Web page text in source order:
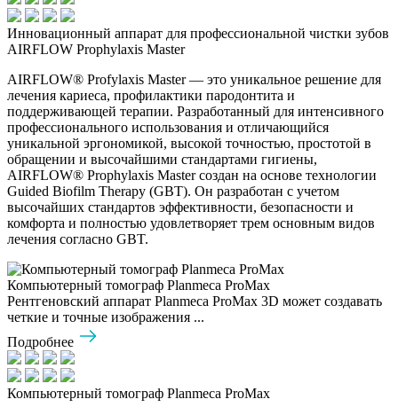
Инновационный аппарат для профессиональной чистки зубов
AIRFLOW Prophylaxis Master
AIRFLOW® Profylaxis Master — это уникальное решение для
лечения кариеса, профилактики пародонтита и
поддерживающей терапии. Разработанный для интенсивного
профессионального использования и отличающийся
уникальной эргономикой, высокой точностью, простотой в
обращении и высочайшими стандартами гигиены,
AIRFLOW® Prophylaxis Master создан на основе технологии
Guided Biofilm Therapy (GBT). Он разработан с учетом
высочайших стандартов эффективности, безопасности и
комфорта и полностью удовлетворяет трем основным видов
лечения согласно GBT.
Компьютерный томограф Planmeca ProMax
Рентгеновский аппарат Planmeca ProMax 3D может создавать
четкие и точные изображения ...
Подробнее
Компьютерный томограф Planmeca ProMax